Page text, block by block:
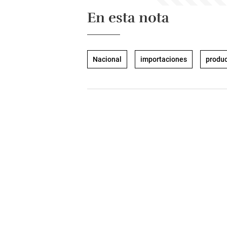
En esta nota
Nacional importaciones